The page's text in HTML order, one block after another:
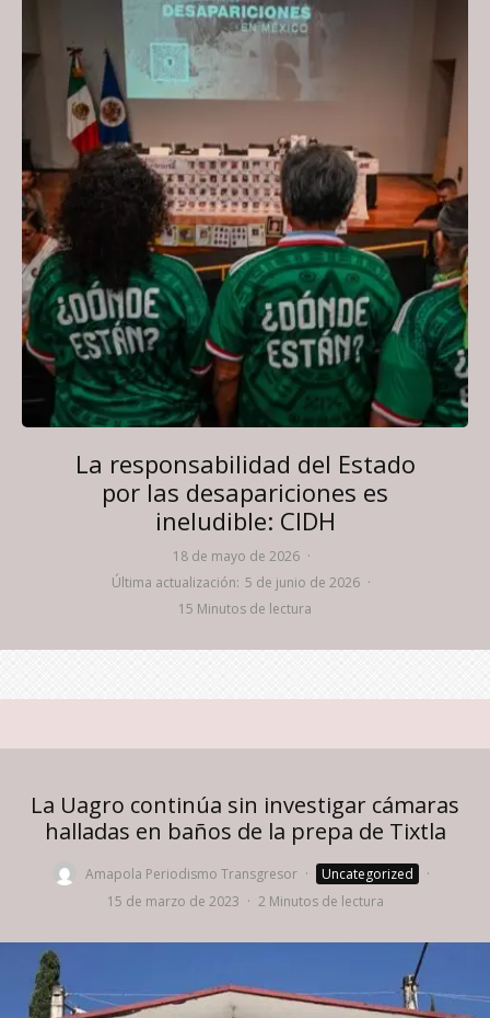
La responsabilidad del Estado
por las desapariciones es
ineludible: CIDH
18 de mayo de 2026 ·
Última actualización: 5 de junio de 2026 ·
15 Minutos de lectura
La Uagro continúa sin investigar cámaras
halladas en baños de la prepa de Tixtla
Amapola Periodismo Transgresor · Uncategorized
·
15 de marzo de 2023 · 2 Minutos de lectura